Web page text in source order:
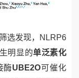
选发现，
NLRP6
明显的单泛素化
酶UBE2O可催化